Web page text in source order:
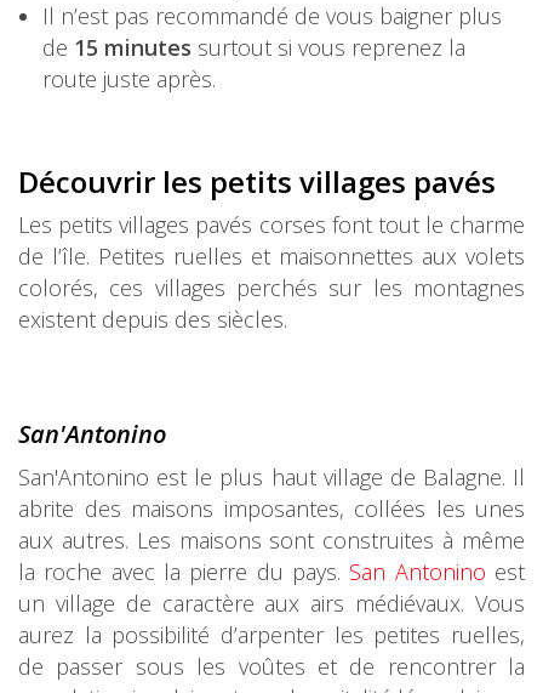
Il n’est pas recommandé de vous baigner plus
de 15 minutes surtout si vous reprenez la
route juste après.
Découvrir les petits villages pavés
Les petits villages pavés corses font tout le charme
de l’île. Petites ruelles et maisonnettes aux volets
colorés, ces villages perchés sur les montagnes
existent depuis des siècles.
San'Antonino
San'Antonino est le plus haut village de Balagne. Il
abrite des maisons imposantes, collées les unes
aux autres. Les maisons sont construites à même
la roche avec la pierre du pays. San Antonino est
un village de caractère aux airs médiévaux. Vous
aurez la possibilité d’arpenter les petites ruelles,
de passer sous les voûtes et de rencontrer la